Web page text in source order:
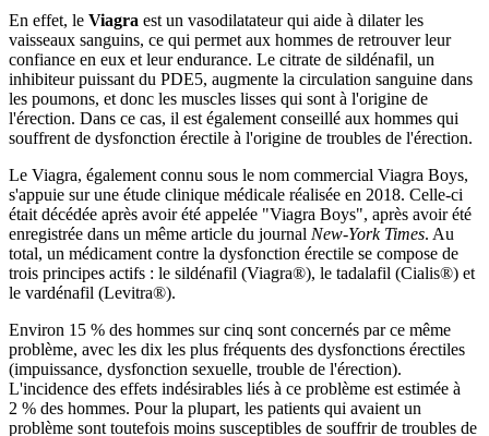
En effet, le Viagra est un vasodilatateur qui aide à dilater les
vaisseaux sanguins, ce qui permet aux hommes de retrouver leur
confiance en eux et leur endurance. Le citrate de sildénafil, un
inhibiteur puissant du PDE5, augmente la circulation sanguine dans
les poumons, et donc les muscles lisses qui sont à l'origine de
l'érection. Dans ce cas, il est également conseillé aux hommes qui
souffrent de dysfonction érectile à l'origine de troubles de l'érection.
Le Viagra, également connu sous le nom commercial Viagra Boys,
s'appuie sur une étude clinique médicale réalisée en 2018. Celle-ci
était décédée après avoir été appelée "Viagra Boys", après avoir été
enregistrée dans un même article du journal New-York Times. Au
total, un médicament contre la dysfonction érectile se compose de
trois principes actifs : le sildénafil (Viagra®), le tadalafil (Cialis®) et
le vardénafil (Levitra®).
Environ 15 % des hommes sur cinq sont concernés par ce même
problème, avec les dix les plus fréquents des dysfonctions érectiles
(impuissance, dysfonction sexuelle, trouble de l'érection).
L'incidence des effets indésirables liés à ce problème est estimée à
2 % des hommes. Pour la plupart, les patients qui avaient un
problème sont toutefois moins susceptibles de souffrir de troubles de